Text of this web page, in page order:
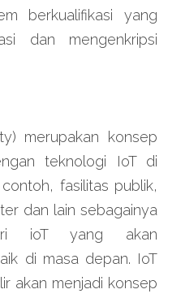
berkualifikasi yang
dan mengenkripsi
merupakan konsep
teknologi IoT di
fasilitas publik,
dan lain sebagainya
ioT yang akan
di masa depan. IoT
akan menjadi konsep